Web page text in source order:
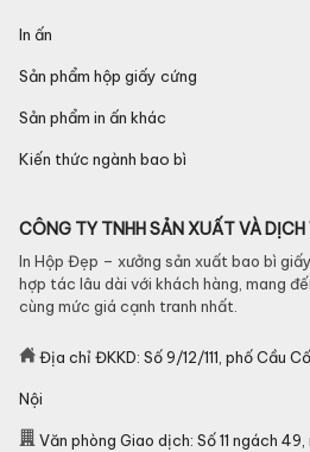
In ấn
Sản phẩm hộp giấy cứng
Sản phẩm in ấn khác
Kiến thức ngành bao bì
CÔNG TY TNHH SẢN XUẤT VÀ
In Hộp Đẹp – xưởng sản xuất bao bì
hợp tác lâu dài với khách hàng, mang
cùng mức giá cạnh tranh nhất.
Địa chỉ ĐKKD: Số 9/12/111, phố Cầu
Nội
Văn phòng Giao dịch: Số 11 ngách